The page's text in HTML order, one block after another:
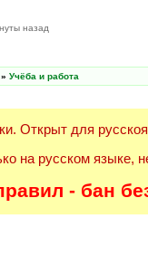
назад
» Учёба и работа
Открыт для
на русском языке,
- бан